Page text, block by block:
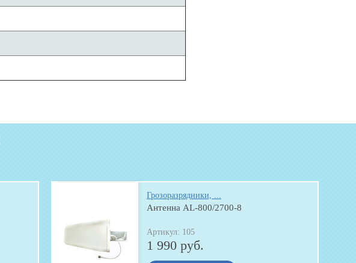
Грозоразрядники, ...
Антенна AL-800/2700-8
Артикул: 105
1 990 руб.